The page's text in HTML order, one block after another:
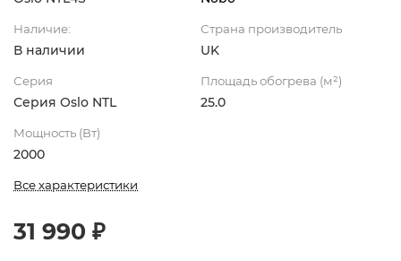
Наличие:
В наличии
Страна производитель
UK
Серия
Серия Oslo NTL
Площадь обогрева (м²)
25.0
Мощность (Вт)
2000
Все характеристики
31 990 ₽